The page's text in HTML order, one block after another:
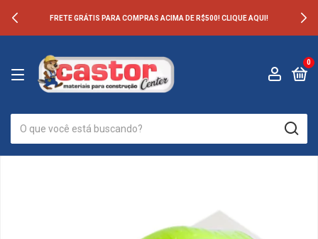
FRETE GRÁTIS PARA COMPRAS ACIMA DE R$500! CLIQUE AQUI!
0